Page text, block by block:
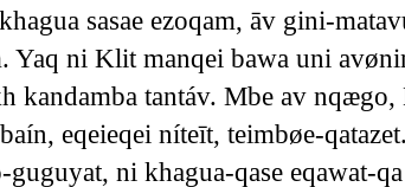
sasae ezoqam, āv gini-
Yaq ni Klit manqei bawa uni
kandamba tantáv. Mbe av
eqeieqei níteīt, teimbøe-
ni khagua-qase eqawat-